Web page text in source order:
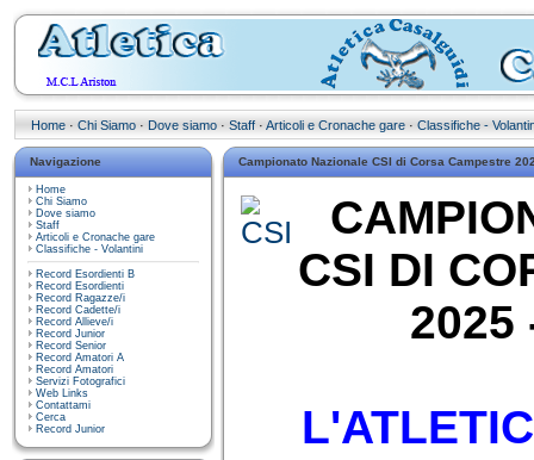
Home · Chi Siamo · Dove siamo · Staff · Articoli e Cronache gare · Classifiche -
Navigazione
Home
Chi Siamo
Dove siamo
Staff
Articoli e Cronache gare
Classifiche - Volantini
Record Esordienti B
Record Esordienti
Record Ragazze/i
Record Cadette/i
Record Allieve/i
Record Junior
Record Senior
Record Amatori A
Record Amatori
Servizi Fotografici
Web Links
Contattami
Cerca
Record Junior
Campionato Nazionale CSI di Corsa Campestre
CSI DI
2025